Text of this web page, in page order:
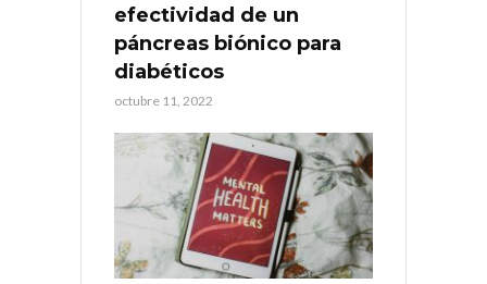
efectividad de un
páncreas biónico para
diabéticos
octubre 11, 2022